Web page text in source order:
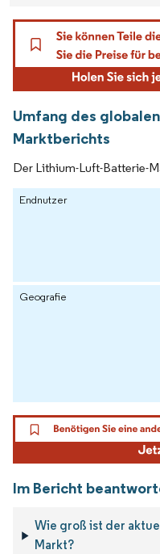
Umfang des
Marktberichts
Der Lithium-Luft-Batterie-
Endnutzer
Geografie
Im Bericht
Wie groß ist der
Markt?